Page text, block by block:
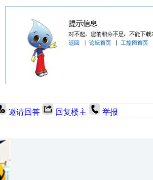
邀请回答 回复楼主 举报